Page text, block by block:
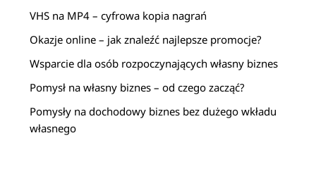
VHS na MP4 – cyfrowa kopia nagrań
Okazje online – jak znaleźć najlepsze promocje?
Wsparcie dla osób rozpoczynających własny biznes
Pomysł na własny biznes – od czego zacząć?
Pomysły na dochodowy biznes bez dużego wkładu
własnego